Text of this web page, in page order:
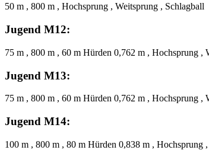
50 m , 800 m , Hochsprung , Weitsprung , Schlagball
Jugend M12:
75 m , 800 m , 60 m Hürden 0,762 m , Hochsprung ,
Jugend M13:
75 m , 800 m , 60 m Hürden 0,762 m , Hochsprung ,
Jugend M14:
100 m , 800 m , 80 m Hürden 0,838 m , Hochsprung